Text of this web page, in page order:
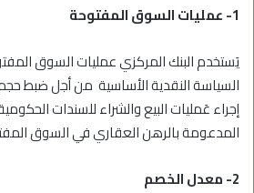
1- عمليات السوق المفتوحة
يَستخدم البنك المركزي عمليات السوق
السياسة النقدية الأساسية من أجل ضبط
إجراء عَمليات البيع والشراء للسندات
المدعومة بالرهن العقاري في السوق
2- معدل الخصم